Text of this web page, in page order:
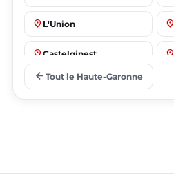
place L'Union place
place Castelginest place
place Villeneuve-Tolosane
arrow_back Tout le Haute-Garonne